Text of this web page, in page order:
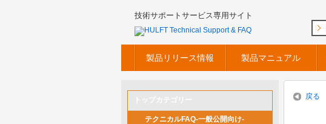
技術サポートサービス専用サイト
製品リリース情報 製品マニュアル
テクニカルFAQ-一般公開向け-
戻る